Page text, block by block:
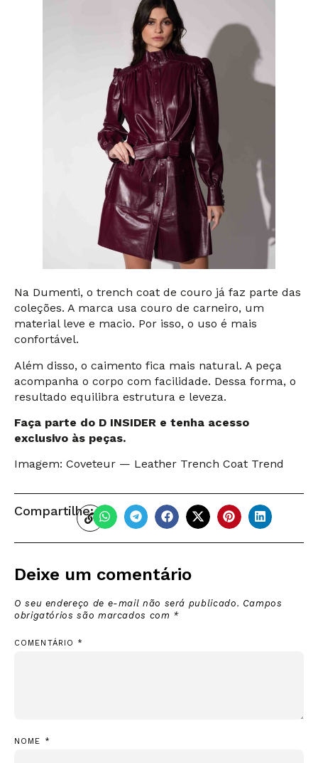
Na Dumenti, o trench coat de couro já faz parte das
coleções. A marca usa couro de carneiro, um
material leve e macio. Por isso, o uso é mais
confortável.
Além disso, o caimento fica mais natural. A peça
acompanha o corpo com facilidade. Dessa forma, o
resultado equilibra estrutura e leveza.
Faça parte do D INSIDER e tenha acesso
exclusivo às peças.
Imagem: Coveteur — Leather Trench Coat Trend
Compartilhe:
Deixe um comentário
O seu endereço de e-mail não será publicado. Campos
obrigatórios são marcados com *
COMENTÁRIO *
NOME *